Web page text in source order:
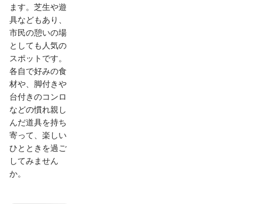
ます。芝生や遊
具などもあり、
市民の憩いの場
としても人気の
スポットです。
各自で好みの食
材や、脚付きや
台付きのコンロ
などの慣れ親し
んだ道具を持ち
寄って、楽しい
ひとときを過ご
してみません
か。